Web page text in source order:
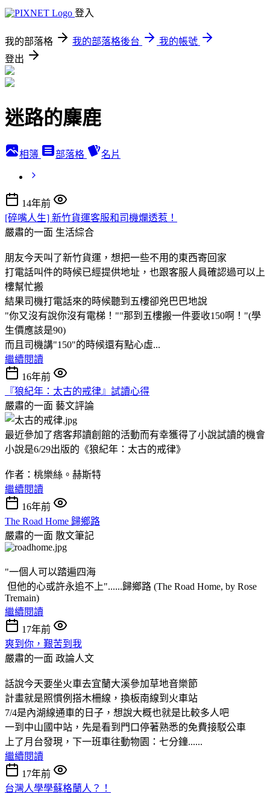
登入
我的部落格 我的部落格後台
我的帳號
登出
迷路的麋鹿
相簿 部落格 名片
14年前
[碎嘴人生] 新竹貨運客服和司機爛透惹！
嚴肅的一面 生活綜合
朋友今天叫了新竹貨運，想把一些不用的東西寄回家
打電話叫件的時候已經提供地址，也跟客服人員確認過可以上
樓幫忙搬
結果司機打電話來的時候聽到五樓卻兇巴巴地說
"你又沒有說你沒有電梯！""那到五樓搬一件要收150啊！"(學
生價應該是90)
而且司機講"150"的時候還有點心虛...
繼續閱讀
16年前
『狼紀年：太古的戒律』試讀心得
嚴肅的一面 藝文評論
最近參加了痞客邦讀創館的活動而有幸獲得了小說試讀的機會
小說是6/29出版的《狼紀年：太古的戒律》
作者：桃樂絲。赫斯特
繼續閱讀
16年前
The Road Home 歸鄉路
嚴肅的一面 散文筆記
"一個人可以踏遍四海
但他的心或許永追不上"......歸鄉路 (The Road Home, by Rose
Tremain)
繼續閱讀
17年前
爽到你，艱苦到我
嚴肅的一面 政論人文
話說今天要坐火車去宜蘭大溪參加草地音樂節
計畫就是照慣例搭木柵線，換板南線到火車站
7/4是內湖線通車的日子，想說大概也就是比較多人吧
一到中山國中站，先是看到門口停著熟悉的免費接駁公車
上了月台發現，下一班車往動物園：七分鐘......
繼續閱讀
17年前
台灣人學學蘇格蘭人？！